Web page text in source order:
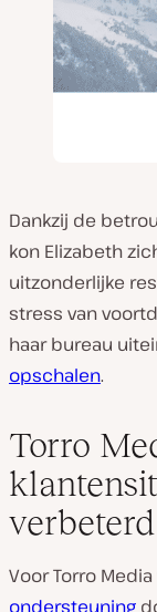
Dankzij de
kon Elizabeth
uitzonderlijke
stress van
haar bureau
opschalen.
Torro
verbeterd
Voor Torro
ondersteuning